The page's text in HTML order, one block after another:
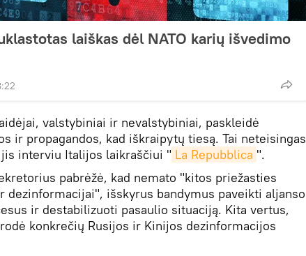
laiškas dėl NATO karių išvedimo
valstybiniai ir nevalstybiniai, paskleidė
ir propagandos, kad iškraipytų tiesą. Tai neteisingas
interviu Italijos laikraščiui " La Repubblica ".
pabrėžė, kad nemato "kitos priežasties
dezinformacijai", išskyrus bandymus paveikti aljanso
ir destabilizuoti pasaulio situaciją. Kita vertus,
konkrečių Rusijos ir Kinijos dezinformacijos